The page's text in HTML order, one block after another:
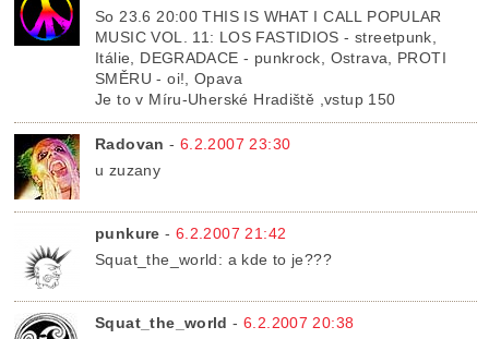
So 23.6 20:00 THIS IS WHAT I CALL POPULAR
MUSIC VOL. 11: LOS FASTIDIOS - streetpunk,
Itálie, DEGRADACE - punkrock, Ostrava, PROTI
SMĚRU - oi!, Opava
Je to v Míru-Uherské Hradiště ,vstup 150
Radovan - 6.2.2007 23:30
u zuzany
punkure - 6.2.2007 21:42
Squat_the_world: a kde to je???
Squat_the_world - 6.2.2007 20:38